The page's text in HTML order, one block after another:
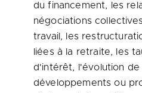
du financement, les
négociations
travail, les
liées à la retraite, les
d'intérêt, l'évolution de
développements ou